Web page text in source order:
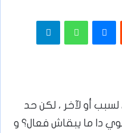
ماسنجر واتساب تيلقرام
لسبب أو لآخر ، لكن حد
دا ما يبقاش فعال؟ و